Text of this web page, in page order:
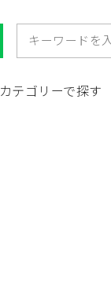
カテゴリーで探す